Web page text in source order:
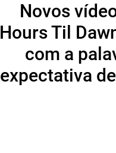
Novos
Hours Til
com a
expectativa